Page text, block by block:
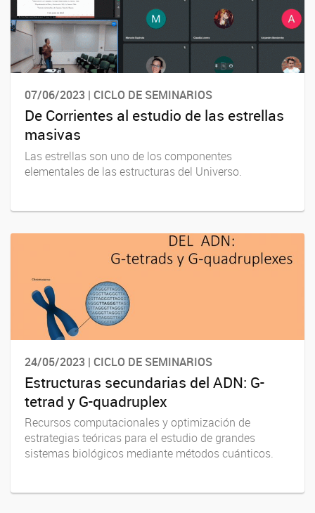
07/06/2023 | CICLO DE SEMINARIOS
De Corrientes al estudio de las estrellas
masivas
Las estrellas son uno de los componentes
elementales de las estructuras del Universo.
24/05/2023 | CICLO DE SEMINARIOS
Estructuras secundarias del ADN: G-
tetrad y G-quadruplex
Recursos computacionales y optimización de
estrategias teóricas para el estudio de grandes
sistemas biológicos mediante métodos cuánticos.